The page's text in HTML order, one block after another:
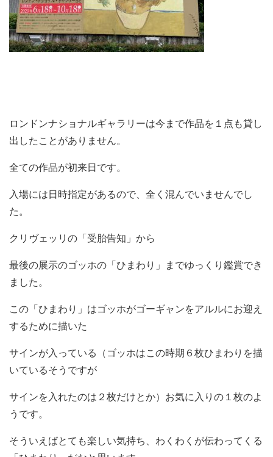
ロンドンナショナルギャラリーは今まで作品を１点も貸し
出したことがありません。
全ての作品が初来日です。
入場には日時指定があるので、全く混んでいませんでし
た。
クリヴェッリの「受胎告知」から
最後の展示のゴッホの「ひまわり」までゆっくり鑑賞でき
ました。
この「ひまわり」はゴッホがゴーギャンをアルルにお迎え
するために描いた
サインが入っている（ゴッホはこの時期６枚ひまわりを描
いているそうですが
サインを入れたのは２枚だけとか）お気に入りの１枚のよ
うです。
そういえばとても楽しい気持ち、わくわくが伝わってくる